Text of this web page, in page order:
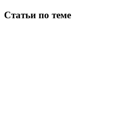
Статьи по теме